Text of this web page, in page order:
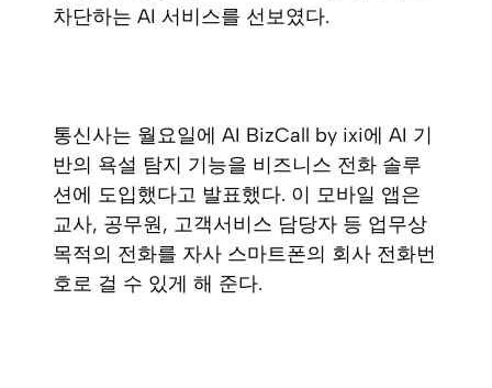
차단하는 AI 서비스를 선보였다.
통신사는 월요일에 AI BizCall by ixi에 AI 기
반의 욕설 탐지 기능을 비즈니스 전화 솔루
션에 도입했다고 발표했다. 이 모바일 앱은
교사, 공무원, 고객서비스 담당자 등 업무상
목적의 전화를 자사 스마트폰의 회사 전화번
호로 걸 수 있게 해 준다.